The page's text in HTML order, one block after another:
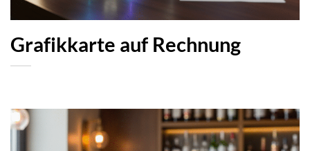
Grafikkarte auf Rechnung